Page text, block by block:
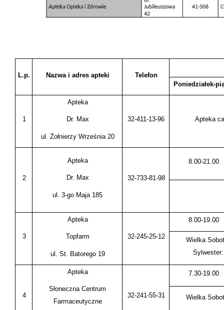
L.p. Nazwa i adres apteki
Telefon
Poniedziałek-
1
Apteka
Dr. Max
ul. Żołnierzy Września 20
32-411-13-96 Apteka
2
Apteka
Dr. Max
ul. 3-go Maja 185
32-733-81-98
8.00-21.00
3
Apteka
Topfarm
ul. St. Batorego 19
32-245-25-12
8.00-19.00
Wielka
4
Apteka
Słoneczna Centrum
Farmaceutyczne
32-241-55-31
7.30-19.00
Wielka